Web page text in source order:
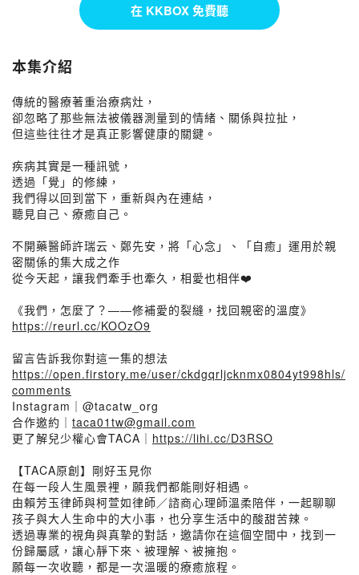
在 KKBOX 免費聽
本集介紹
傳統的醫療著重治療病灶，
卻忽略了那些無法被儀器測量到的情緒、關係與拉扯，
但這些往往才是真正影響健康的關鍵。
疾病其實是一種訊號，
透過「覺」的修練，
我們得以回到當下，重新與內在連結，
聽見自己、療癒自己。
不開藥醫師許瑞云、鄭先安，將「心念」、「自癒」運用於親
密關係的集大成之作
從今天起，讓我們牽手也牽久，相愛也相伴❤️
《我們，怎麼了？——修補愛的裂縫，找回親密的溫度》
https://reurl.cc/KOOzO9
留言告訴我你對這一集的想法
https://open.firstory.me/user/ckdgqrljcknmx0804yt998hls/
comments
Instagram｜@tacatw_org
合作邀約｜ taca01tw@gmail.com
更了解兒少權心會TACA｜ https://lihi.cc/D3RSO
【TACA原創】剛好玉見你
在每一段人生風景裡，願我們都能剛好相遇。
由賴芳玉律師與柯萱如律師／諮商心理師溫柔陪伴，一起聊聊
孩子與大人生命中的大小事，也分享生活中的酸甜苦辣。
透過專業的視角與真摯的對話，邀請你在這個空間中，找到一
份歸屬感，讓心靜下來、被理解、被擁抱。
願每一次收聽，都是一次溫暖的療癒旅程。